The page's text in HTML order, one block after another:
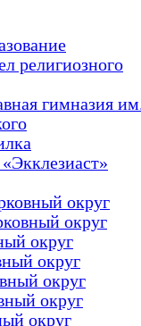
религиозного
гимназия
округ
округ
округ
округ
округ
округ
округ